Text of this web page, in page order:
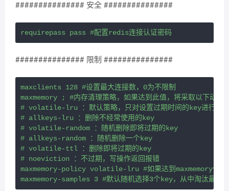
############### 安全 ###############
############### 限制 ###############
maxclients 128 #设置最大连接数，0为不限制
maxmemory ; #内存清理策略，如果达到此值，将采取以下动作
# volatile-lru ：默认策略，只对设置过期时间的key进行LRU
# allkeys-lru ：删除不经常使用的key
# volatile-random ：随机删除即将过期的key
# allkeys-random ：随机删除一个key
# volatile-ttl ：删除即将过期的key
# noeviction ：不过期，写操作返回报错
maxmemory-policy volatile-lru #如果达到maxmemory值，